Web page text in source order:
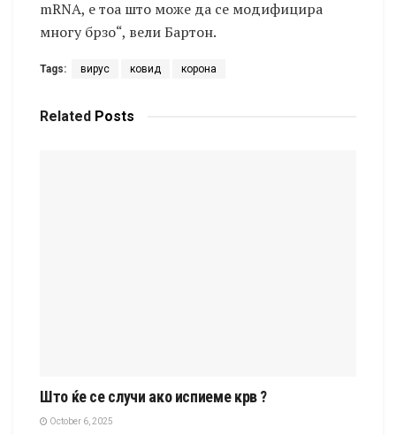
mRNA, е тоа што може да се модифицира
многу брзо“, вели Бартон.
Tags: вирус ковид корона
Related Posts
Што ќе се случи ако испиеме крв ?
October 6, 2025